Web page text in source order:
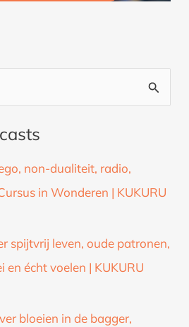
non-dualiteit, radio,
in Wonderen | KUKURU
spijtvrij leven, oude patronen,
en écht voelen | KUKURU
bloeien in de bagger,